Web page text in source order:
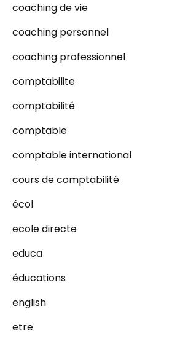
coaching de vie
coaching personnel
coaching professionnel
comptabilite
comptabilité
comptable
comptable international
cours de comptabilité
écol
ecole directe
educa
éducations
english
etre